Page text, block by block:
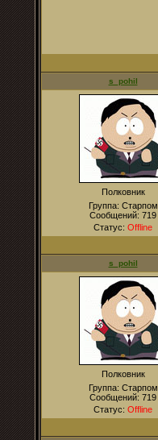
s_pohil
Полковник
Группа: Старпом
Сообщений: 719
Статус: Offline
s_pohil
Полковник
Группа: Старпом
Сообщений: 719
Статус: Offline